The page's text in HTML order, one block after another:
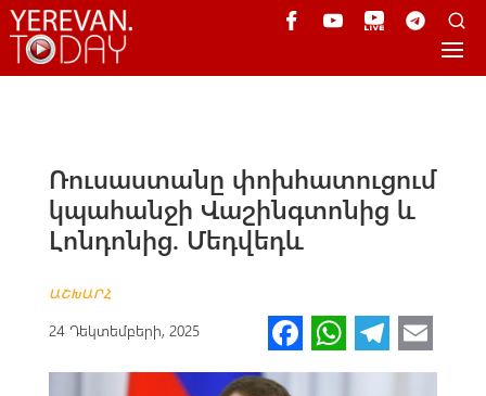
Ռուսաստանը փոխհատուցում
կպահանջի Վաշինգտոնից և
Լոնդոնից. Մեդվեդև
ԱՇԽԱՐՀ
24 Դեկտեմբերի, 2025 Fa
ce
W
h
Te
le m